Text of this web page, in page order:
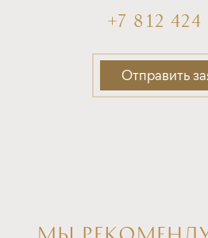
Подать заявку
Программа от
+7 812 424
Отправить
МЫ